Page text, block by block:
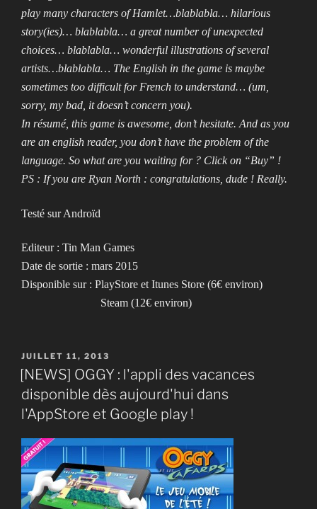
play many characters of Hamlet…blablabla… hilarious
story(ies)… blablabla… a great number of unexpected
choices… blablabla… wonderful illustrations of several
artists…blablabla… The English in the game is maybe
sometimes too difficult for French to understand… (um,
sorry, my bad, it doesn’t concern you).
In résumé, this game is awesome, don’t hesitate. And as you
are an english reader, you don’t have the problem of the
language. So what are you waiting for ? Click on “Buy” !
PS : If you are Ryan North : congratulations, dude ! Really.
Testé sur Androïd
Editeur : Tin Man Games
Date de sortie : mars 2015
Disponible sur : PlayStore et Itunes Store (6€ environ)
Steam (12€ environ)
PUBLIÉ
LE
JUILLET 11, 2013
[NEWS] OGGY : l'appli des vacances
disponible dès aujourd'hui dans
l'AppStore et Google play !